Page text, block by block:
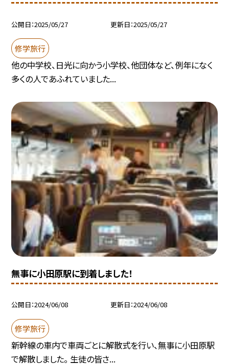
公開日 2025/05/27 更新日 2025/05/27
修学旅行
他の中学校、日光に向かう小学校、他団体など、例年になく
多くの人であふれていました...
無事に小田原駅に到着しました！
公開日 2024/06/08 更新日 2024/06/08
修学旅行
新幹線の車内で車両ごとに解散式を行い、無事に小田原駅
で解散しました。 生徒の皆さ...